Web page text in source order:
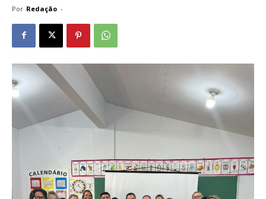
Por Redação -